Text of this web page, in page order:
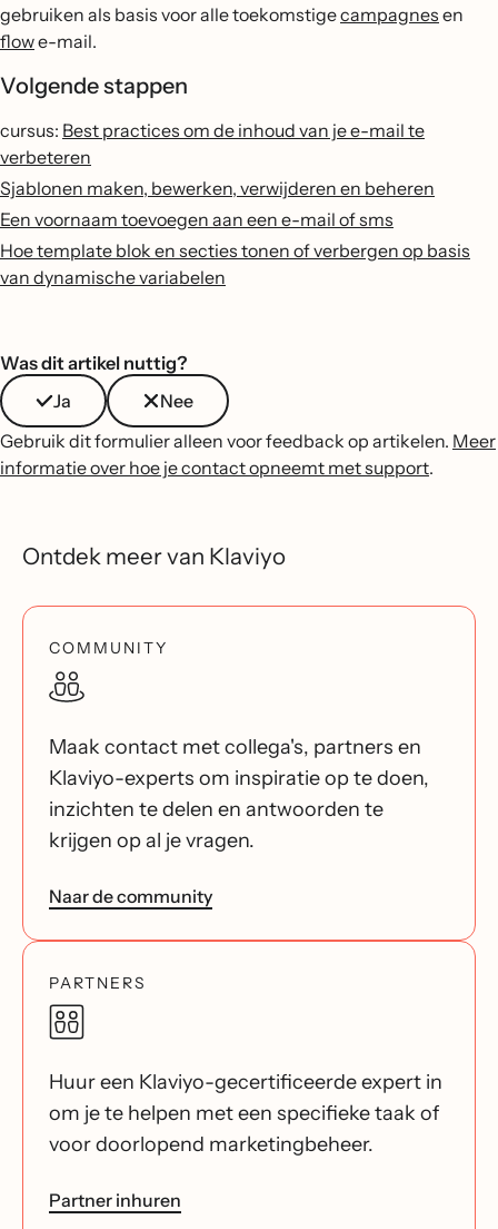
gebruiken als basis voor alle toekomstigecampagnes en
flowe-mail.
Volgende stappen
cursus: Best practices om de inhoud van je e-mail te
verbeteren
Sjablonen maken, bewerken, verwijderen en beheren
Een voornaam toevoegen aan een e-mail of sms
Hoe template blok en secties tonen of verbergen op basis
van dynamische variabelen
Was dit artikel nuttig?
Ja
Nee
Gebruik dit formulier alleen voor feedback op artikelen. Meer
informatie over hoe je contact opneemt met support.
Ontdek meer van Klaviyo
COMMUNITY
Maak contact met collega's, partners en
Klaviyo-experts om inspiratie op te doen,
inzichten te delen en antwoorden te
krijgen op al je vragen.
Naar de community
PARTNERS
Huur een Klaviyo-gecertificeerde expert in
om je te helpen met een specifieke taak of
voor doorlopend marketingbeheer.
Partner inhuren